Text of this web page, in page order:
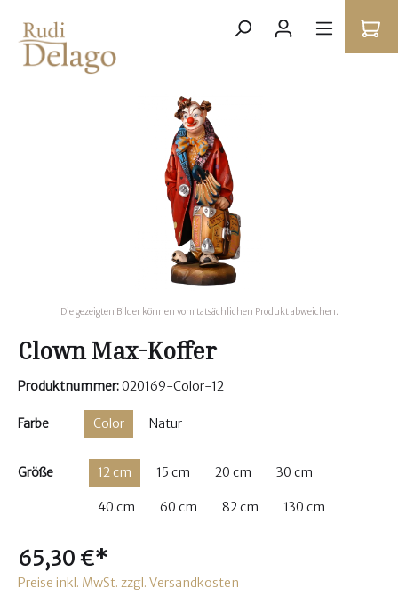
Die gezeigten Bilder können vom tatsächlichen Produkt abweichen.
Clown Max-Koffer
Produktnummer:020169-Color-12
Farbe Color Natur
Größe 12 cm 15 cm 20 cm 30 cm
40 cm 60 cm 82 cm 130 cm
65,30 €*
Preise inkl. MwSt. zzgl. Versandkosten